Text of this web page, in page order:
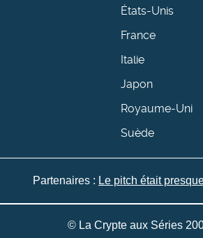
États-Unis
France
Italie
Japon
Royaume-Uni
Suède
Partenaires : Le pitch était
© La Crypte aux Séries